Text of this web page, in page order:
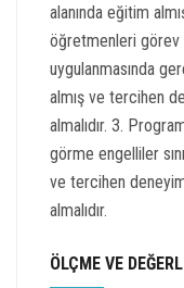
alanında eğitim
öğretmenleri görev
uygulanmasında
almış ve tercihen
almalıdır. 3.
görme engelliler
ve tercihen
almalıdır.
ÖLÇME VE